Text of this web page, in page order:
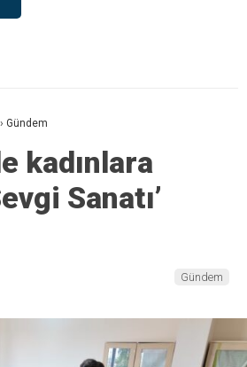
› Gündem
kadınlara
Sanatı’
Gündem